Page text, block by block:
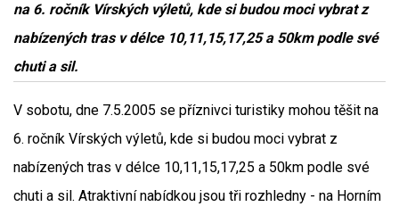
na 6. ročník Vírských výletů, kde si budou moci vybrat z
nabízených tras v délce 10,11,15,17,25 a 50km podle své
chuti a sil.
V sobotu, dne 7.5.2005 se příznivci turistiky mohou těšit na
6. ročník Vírských výletů, kde si budou moci vybrat z
nabízených tras v délce 10,11,15,17,25 a 50km podle své
chuti a sil. Atraktivní nabídkou jsou tři rozhledny - na Horním